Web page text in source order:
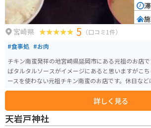
宮崎県 5 （口コミ1件）
#食事処 #お肉
チキン南蛮発祥の地宮崎県延岡市にある元祖のお店
ばタルタルソースがイメージにあると思いますがこ
ースを使わない元祖チキン南蛮のお店です。休日など
詳しく見る
天岩戸神社